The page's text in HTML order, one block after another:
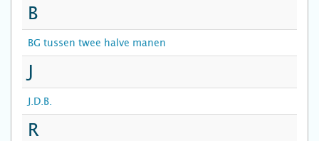
B
BG tussen twee halve manen
J
J.D.B.
R